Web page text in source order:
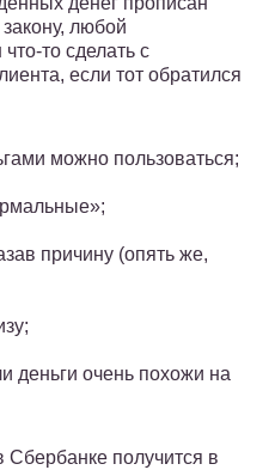
любой
то сделать с
если тот обратился
можно пользоваться;
причину (опять же,
деньги очень похожи на
получится в